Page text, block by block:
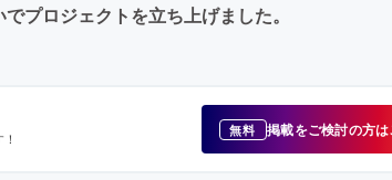
プロジェクトを立ち上げました。
無料 掲載をご検討の方